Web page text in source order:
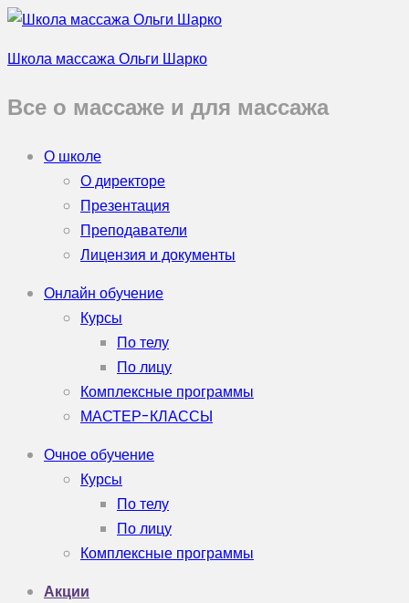
Школа массажа Ольги Шарко
Все о массаже и для массажа
О школе
О директоре
Презентация
Преподаватели
Лицензия и документы
Онлайн обучение
Курсы
По телу
По лицу
Комплексные программы
МАСТЕР-КЛАССЫ
Очное обучение
Курсы
По телу
По лицу
Комплексные программы
Акции